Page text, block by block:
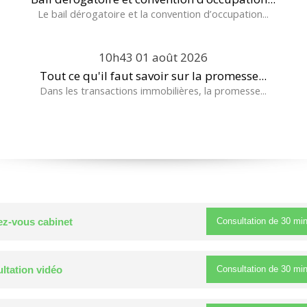
Le bail dérogatoire et la convention d’occupation...
10h43 01 août 2026
Tout ce qu'il faut savoir sur la promesse...
Dans les transactions immobilières, la promesse...
vous cabinet Consultation de 30 min
vidéo Consultation de 30 min